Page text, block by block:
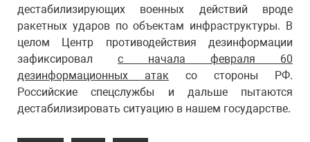
дестабилизирующих военных действий вроде
ракетных ударов по объектам инфраструктуры. В
целом Центр противодействия дезинформации
зафиксировал с начала февраля 60
дезинформационных атак со стороны РФ.
Российские спецслужбы и дальше пытаются
дестабилизировать ситуацию в нашем государстве.